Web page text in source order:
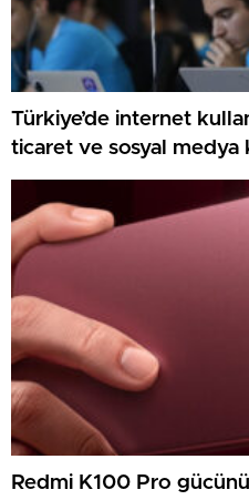
Türkiye’de internet
ticaret ve sosyal medya
Redmi K100 Pro